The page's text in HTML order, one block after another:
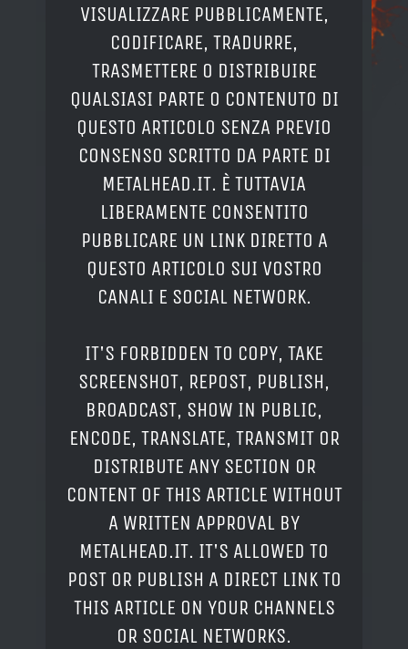
VISUALIZZARE PUBBLICAMENTE,
CODIFICARE, TRADURRE,
TRASMETTERE O DISTRIBUIRE
QUALSIASI PARTE O CONTENUTO DI
QUESTO ARTICOLO SENZA PREVIO
CONSENSO SCRITTO DA PARTE DI
METALHEAD.IT. È TUTTAVIA
LIBERAMENTE CONSENTITO
PUBBLICARE UN LINK DIRETTO A
QUESTO ARTICOLO SUI VOSTRO
CANALI E SOCIAL NETWORK.
IT'S FORBIDDEN TO COPY, TAKE
SCREENSHOT, REPOST, PUBLISH,
BROADCAST, SHOW IN PUBLIC,
ENCODE, TRANSLATE, TRANSMIT OR
DISTRIBUTE ANY SECTION OR
CONTENT OF THIS ARTICLE WITHOUT
A WRITTEN APPROVAL BY
METALHEAD.IT. IT'S ALLOWED TO
POST OR PUBLISH A DIRECT LINK TO
THIS ARTICLE ON YOUR CHANNELS
OR SOCIAL NETWORKS.